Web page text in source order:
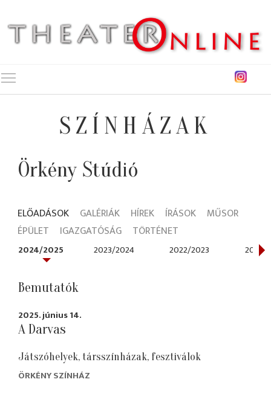
SZÍNHÁZAK
Örkény Stúdió
ELŐADÁSOK GALÉRIÁK HÍREK ÍRÁSOK
MŰSOR
ÉPÜLET
IGAZGATÓSÁG TÖRTÉNET
2024/2025 2023/2024 2022/2023 2021/
Bemutatók
2025. június 14.
A Darvas
Játszóhelyek, társszínházak, fesztiválok
ÖRKÉNY SZÍNHÁZ